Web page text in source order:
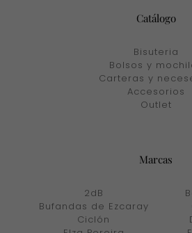
Catálogo
Bisuteria
Bolsos y
Carteras y
Accesorios
Outlet
Marcas
2dB
Bufandas de Ezcaray
Ciclón